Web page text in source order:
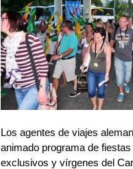
Los agentes de viajes
animado programa de
exclusivos y vírgenes del